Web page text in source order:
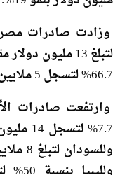
66.7% لتسجل 5 ملايين دولار مقابل 3 ملايين دولار.
وارتفعت صادرات